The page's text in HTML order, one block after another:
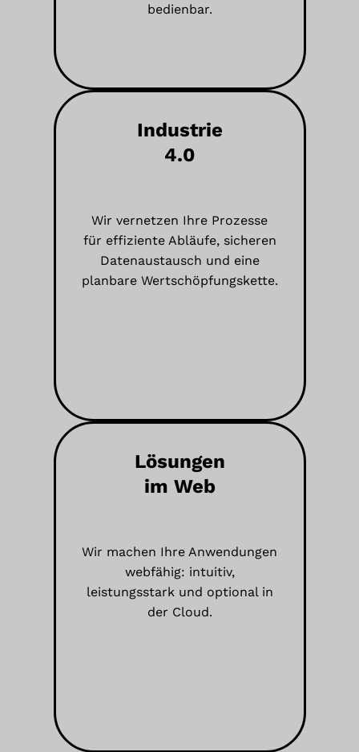
bedienbar.
Industrie
4.0
Wir vernetzen Ihre Prozesse
für effiziente Abläufe, sicheren
Datenaustausch und eine
planbare Wertschöpfungskette.
Lösungen
im Web
Wir machen Ihre Anwendungen
webfähig: intuitiv,
leistungsstark und optional in
der Cloud.